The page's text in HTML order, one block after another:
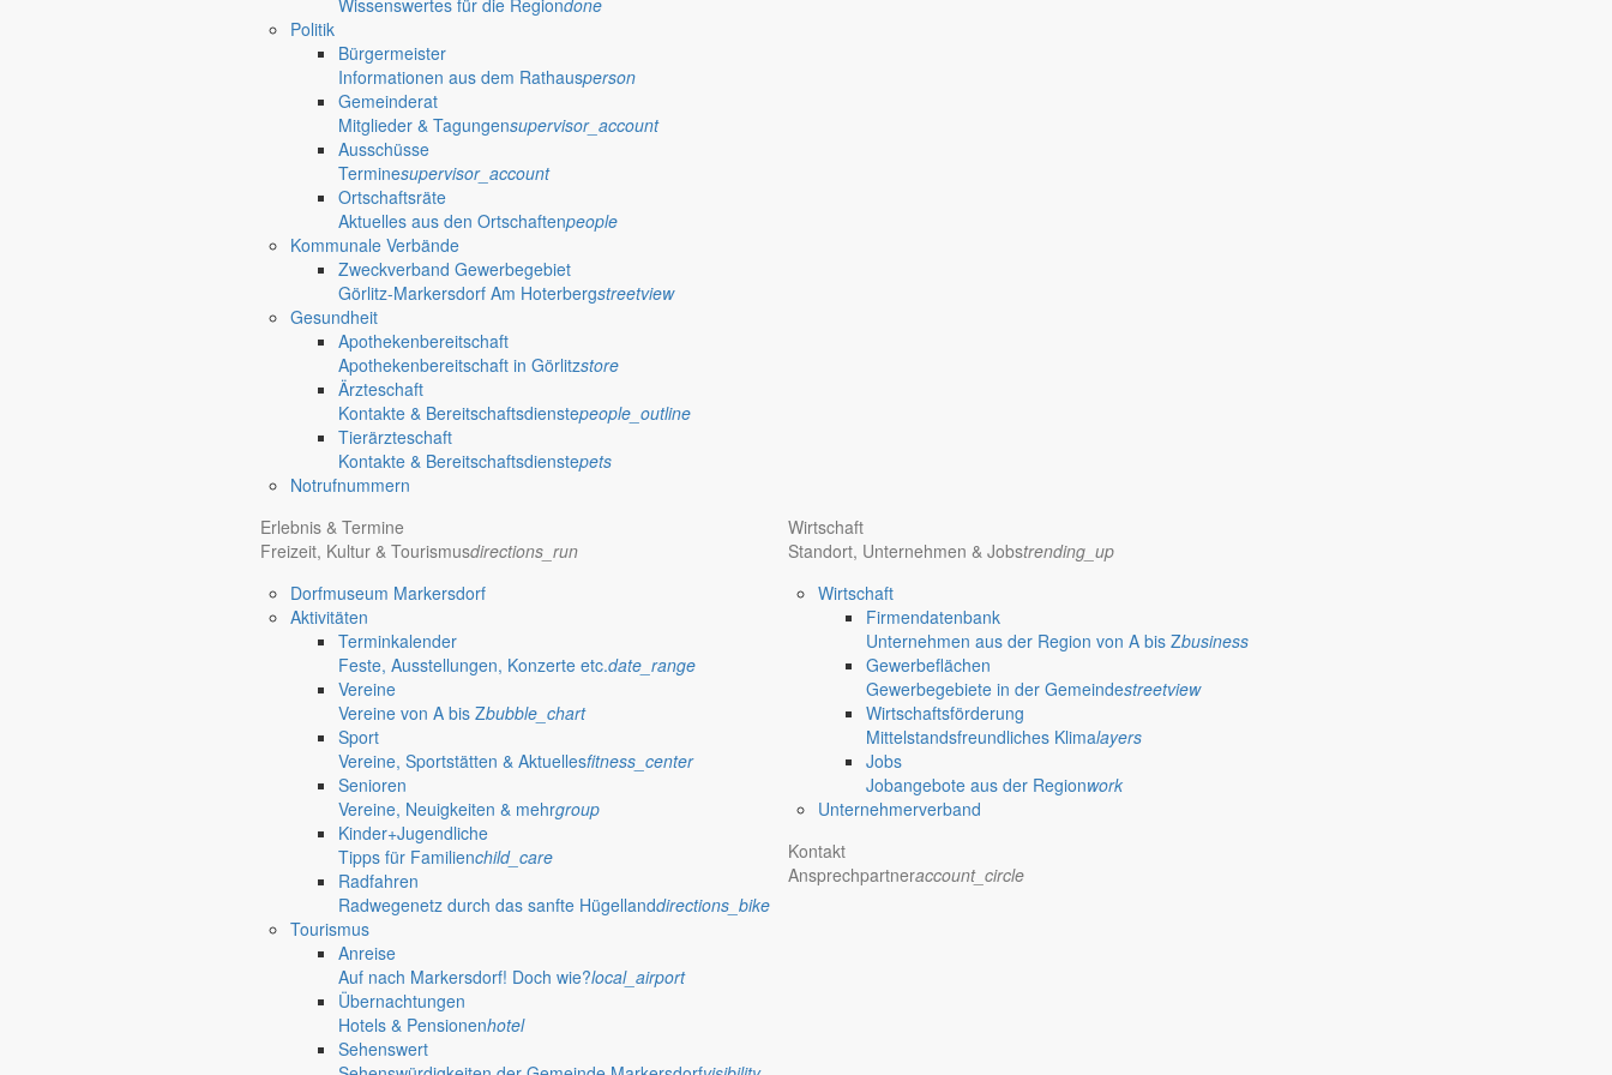
Wissenswertes für die Regiondone
Politik
Bürgermeister
Informationen aus dem Rathausperson
Gemeinderat
Mitglieder & Tagungensupervisor_account
Ausschüsse
Terminesupervisor_account
Ortschaftsräte
Aktuelles aus den Ortschaftenpeople
Kommunale Verbände
Zweckverband Gewerbegebiet
Görlitz-Markersdorf Am Hoterbergstreetview
Gesundheit
Apothekenbereitschaft
Apothekenbereitschaft in Görlitzstore
Ärzteschaft
Kontakte & Bereitschaftsdienstepeople_outline
Tierärzteschaft
Kontakte & Bereitschaftsdienstepets
Notrufnummern
Erlebnis & Termine
Freizeit, Kultur & Tourismusdirections_run
Dorfmuseum Markersdorf
Aktivitäten
Terminkalender
Feste, Ausstellungen, Konzerte etc.date_range
Vereine
Vereine von A bis Zbubble_chart
Sport
Vereine, Sportstätten & Aktuellesfitness_center
Senioren
Vereine, Neuigkeiten & mehrgroup
Kinder+Jugendliche
Tipps für Familienchild_care
Radfahren
Radwegenetz durch das sanfte Hügellanddirections_bike
Tourismus
Anreise
Auf nach Markersdorf! Doch wie?local_airport
Übernachtungen
Hotels & Pensionenhotel
Sehenswert
Wirtschaft
Standort, Unternehmen & Jobstrending_up
Wirtschaft
Firmendatenbank
Unternehmen aus der Region von A bis Zbusiness
Gewerbeflächen
Gewerbegebiete in der Gemeindestreetview
Wirtschaftsförderung
Mittelstandsfreundliches Klimalayers
Jobs
Jobangebote aus der Regionwork
Unternehmerverband
Kontakt
Ansprechpartneraccount_circle
Öffnungszeiten RathausGemeindeverwaltung Markersdorf
08:30 – 11:30 Uhr und 14:00 – 18:00 Uhr
08:30 – 11:30 Uhr und 14:00 – 17:00 Uhr
Außerhalb der Öffnungszeiten können Termine vereinbart werden.
E-Mail: sekretariat@gemeinde-markersdorf.de
Aktuelles aus dem Rathaus